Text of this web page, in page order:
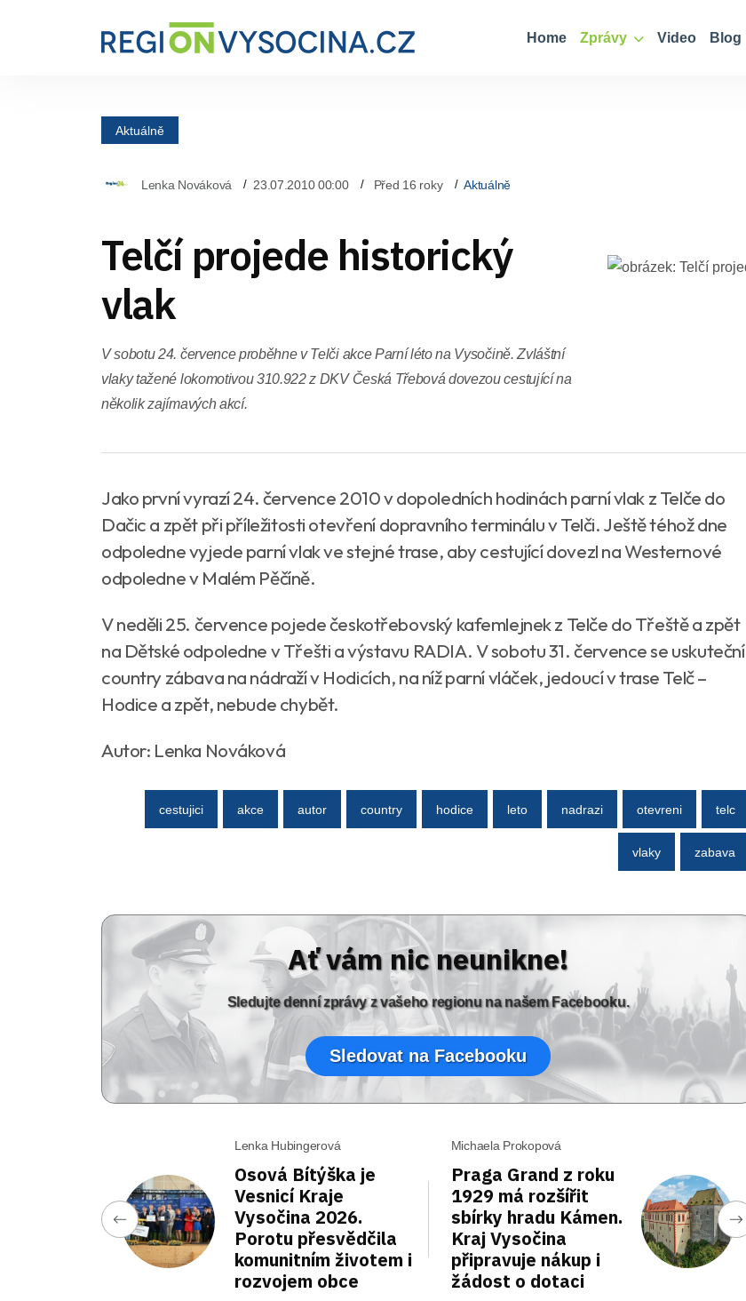
Home Zprávy Video Blog
Aktuálně
Lenka Nováková 23.07.2010 00:00 Před 16 roky Aktuálně
Telčí projede historický
vlak
V sobotu 24. července proběhne v Telči akce Parní léto na Vysočině. Zvláštní
vlaky tažené lokomotivou 310.922 z DKV Česká Třebová dovezou cestující na
několik zajímavých akcí.
Jako první vyrazí 24. července 2010 v dopoledních hodinách parní vlak z Telče do
Dačic a zpět při příležitosti otevření dopravního terminálu v Telči. Ještě téhož dne
odpoledne vyjede parní vlak ve stejné trase, aby cestující dovezl na Westernové
odpoledne v Malém Pěčíně.
V neděli 25. července pojede českotřebovský kafemlejnek z Telče do Třeště a zpět
na Dětské odpoledne v Třešti a výstavu RADIA. V sobotu 31. července se uskuteční
country zábava na nádraží v Hodicích, na níž parní vláček, jedoucí v trase Telč –
Hodice a zpět, nebude chybět.
Autor: Lenka Nováková
cestujici akce autor country hodice leto nadrazi otevreni telc
vlaky zabava
Ať vám nic neunikne!
Sledujte denní zprávy z vašeho regionu na našem Facebooku.
Sledovat na Facebooku
Lenka Hubingerová
Osová Bítýška je
Vesnicí Kraje
Vysočina 2026.
Porotu přesvědčila
komunitním životem i
rozvojem obce
Michaela Prokopová
Praga Grand z roku
1929 má rozšířit
sbírky hradu Kámen.
Kraj Vysočina
připravuje nákup i
žádost o dotaci